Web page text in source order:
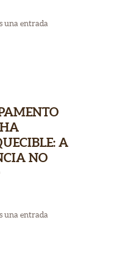
una entrada
A
NO
una entrada